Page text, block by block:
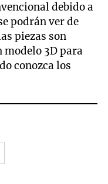
debido a
podrán ver de
piezas son
modelo 3D para
conozca los